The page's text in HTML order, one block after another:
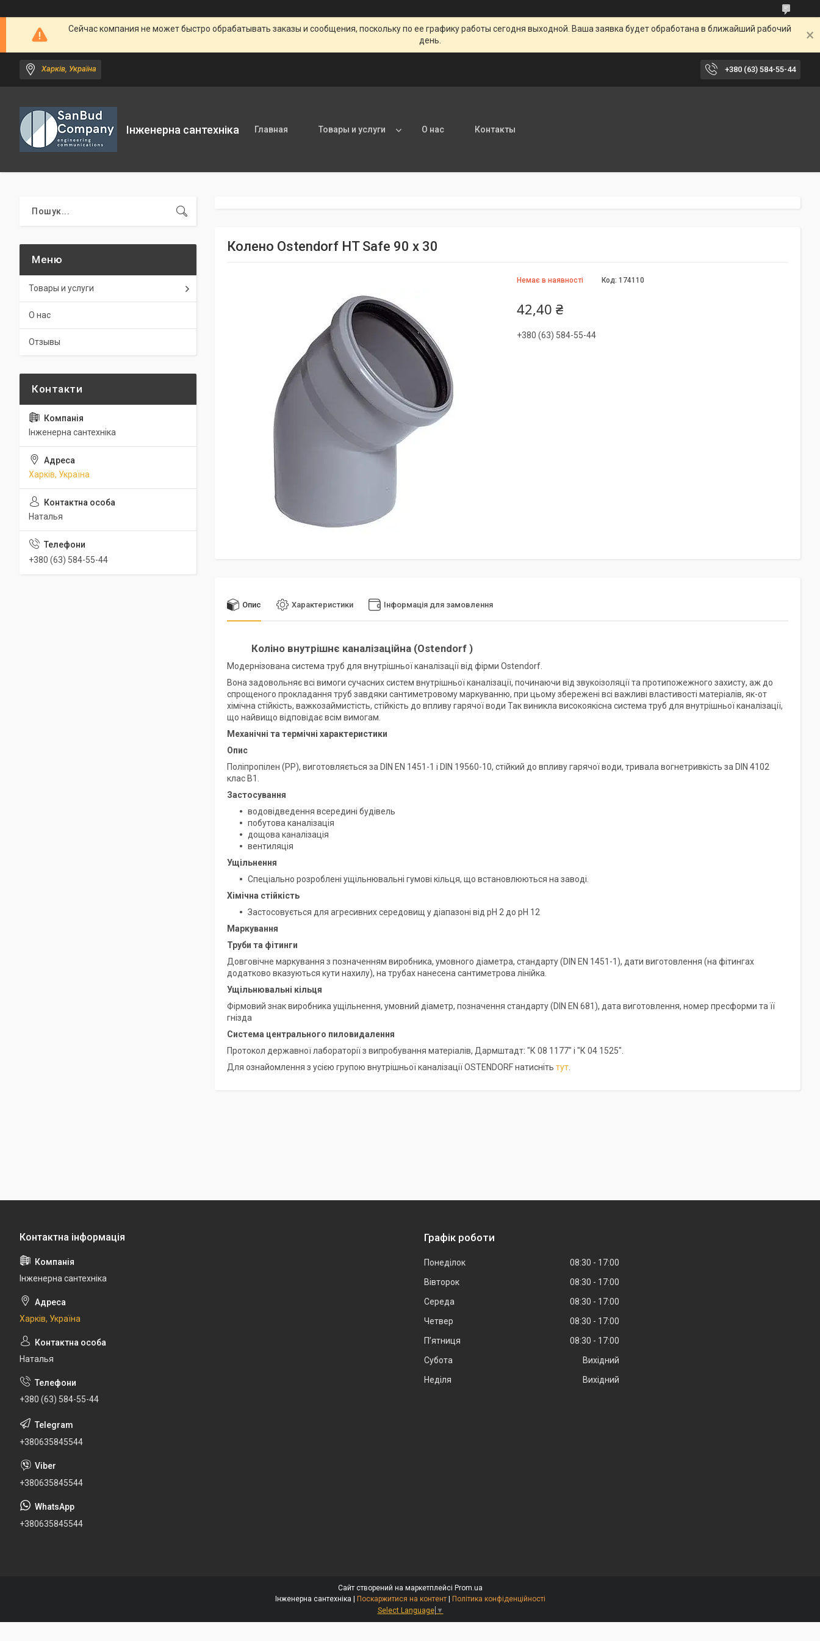
Сейчас компания не может быстро обрабатывать заказы и сообщения, поскольку по ее графику работы сегодня выходной. Ваша заявка будет обработана в ближайший рабочий
день.
Харків, Україна +380 (63) 584-55-44
Інженерна сантехніка Главная Товары и услуги О нас Контакты
Колено Ostendorf HT Safe 90 х 30
Немає в наявності Код: 174110
42,40 ₴
+380 (63) 584-55-44
Опис Характеристики Інформація для замовлення
Коліно внутрішнє каналізаційна (Ostendorf )
Модернізована система труб для внутрішньої каналізації від фірми Ostendorf.
Вона задовольняє всі вимоги сучасних систем внутрішньої каналізації, починаючи від звукоізоляції та протипожежного захисту, аж до
спрощеного прокладання труб завдяки сантиметровому маркуванню, при цьому збережені всі важливі властивості матеріалів, як-от
хімічна стійкість, важкозаймистість, стійкість до впливу гарячої води Так виникла високоякісна система труб для внутрішньої каналізації,
що найвищо відповідає всім вимогам.
Механічні та термічні характеристики
Опис
Поліпропілен (PP), виготовляється за DIN EN 1451-1 і DIN 19560-10, стійкий до впливу гарячої води, тривала вогнетривкість за DIN 4102
клас B1.
Застосування
водовідведення всередині будівель
побутова каналізація
дощова каналізація
вентиляція
Ущільнення
Спеціально розроблені ущільнювальні гумові кільця, що встановлюються на заводі.
Хімічна стійкість
Застосовується для агресивних середовищ у діапазоні від pH 2 до pH 12
Маркування
Труби та фітинги
Довговічне маркування з позначенням виробника, умовного діаметра, стандарту (DIN EN 1451-1), дати виготовлення (на фітингах
додатково вказуються кути нахилу), на трубах нанесена сантиметрова лінійка.
Ущільнювальні кільця
Фірмовий знак виробника ущільнення, умовний діаметр, позначення стандарту (DIN EN 681), дата виготовлення, номер пресформи та її
гнізда
Система центрального пиловидалення
Протокол державної лабораторії з випробування матеріалів, Дармштадт: "К 08 1177" і "К 04 1525".
Для ознайомлення з усією групою внутрішньої каналізації OSTENDORF натисніть тут
Товары и услуги
О нас
Отзывы
Інженерна сантехніка
Харків, Україна
Наталья
+380 (63) 584-55-44
Інженерна сантехніка
Харків, Україна
Наталья
+380 (63) 584-55-44
+380635845544
+380635845544
+380635845544
Графік роботи
Понеділок 08:30
17:00
Вівторок
08:30
17:00
Середа
08:30
17:00
Четвер
08:30
17:00
Пʼятниця
08:30
17:00
Субота
Вихідний
Неділя
Вихідний
Сайт створений на маркетплейсі Prom.ua
Інженерна сантехніка | Поскаржитися на контент | Політика конфіденційності
Select Language ▼